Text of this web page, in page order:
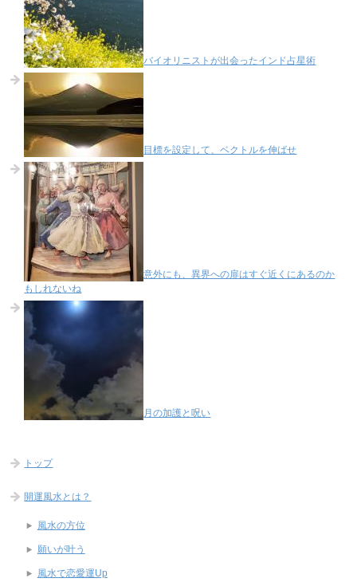
バイオリニストが出会ったインド占星術
目標を設定して、ベクトルを伸ばせ
意外にも、異界への扉はすぐ近くにあるのか
もしれないね
月の加護と呪い
トップ
開運風水とは？
風水の方位
願いが叶う
風水で恋愛運Up